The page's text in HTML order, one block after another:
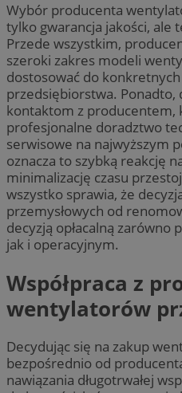
Wybór producenta
tylko gwarancja jakości, ale
Przede wszystkim,
szeroki zakres modeli
dostosować do
przedsiębiorstwa.
kontaktom z producentem,
profesjonalne doradztwo
serwisowe na najwyższym
oznacza to szybką reakcję
minimalizację czasu
wszystko sprawia, że
przemysłowych od
decyzją opłacalną
jak i operacyjnym.
Współpraca z
wentylatorów
Decydując się na zakup
bezpośrednio od
nawiązania długotrwałej